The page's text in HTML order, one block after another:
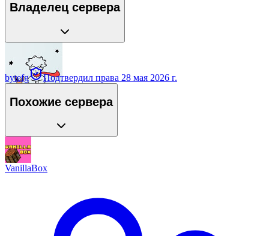
Владелец сервера
bytefg Подтвердил права 28 мая 2026 г.
Похожие сервера
VanillaBox